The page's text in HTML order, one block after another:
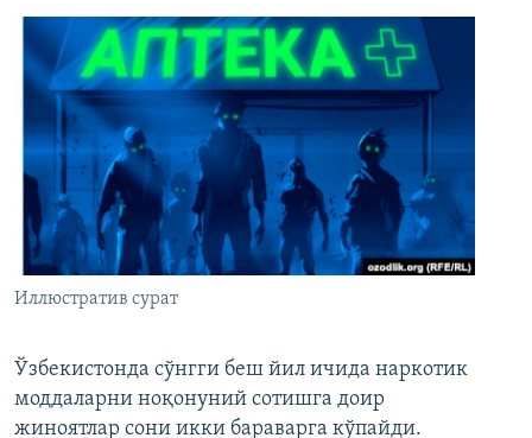
Иллюстратив сурат
Ўзбекистонда сўнгги беш йил ичида наркотик
моддаларни ноқонуний сотишга доир
жиноятлар сони икки бараварга кўпайди.